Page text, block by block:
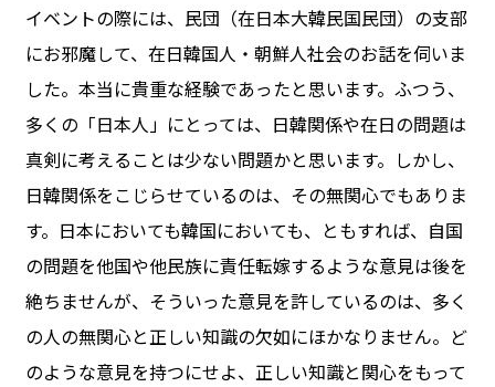
イベントの際には、民団（在日本大韓民国民団）の支部
にお邪魔して、在日韓国人・朝鮮人社会のお話を伺いま
した。本当に貴重な経験であったと思います。ふつう、
多くの「日本人」にとっては、日韓関係や在日の問題は
真剣に考えることは少ない問題かと思います。しかし、
日韓関係をこじらせているのは、その無関心でもありま
す。日本においても韓国においても、ともすれば、自国
の問題を他国や他民族に責任転嫁するような意見は後を
絶ちませんが、そういった意見を許しているのは、多く
の人の無関心と正しい知識の欠如にほかなりません。ど
のような意見を持つにせよ、正しい知識と関心をもって